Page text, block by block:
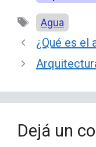
Etiquetas
Agua
¿Qué es el
Dejá un